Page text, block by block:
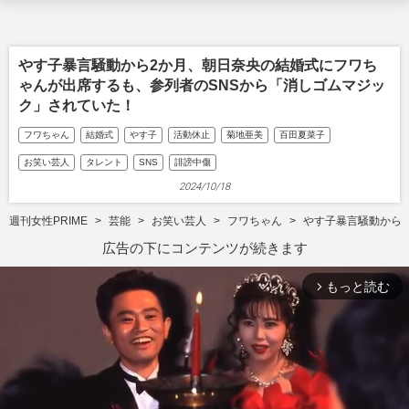
やす子暴言騒動から2か月、朝日奈央の結婚式にフワち
ゃんが出席するも、参列者のSNSから「消しゴムマジッ
ク」されていた！
フワちゃん 結婚式 やす子 活動休止 菊地亜美 百田夏菜子
お笑い芸人 タレント SNS 誹謗中傷
2024/10/18
週刊女性PRIME 芸能 お笑い芸人 フワちゃん やす子暴言騒動から
広告の下にコンテンツが続きます
arrow_forward_ios もっと読む